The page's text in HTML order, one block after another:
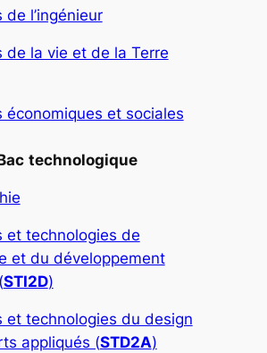
de l’ingénieur
de la vie et de la Terre
économiques et sociales
technologique
et technologies de
et du développement
STI2D)
et technologies du design
appliqués (STD2A)